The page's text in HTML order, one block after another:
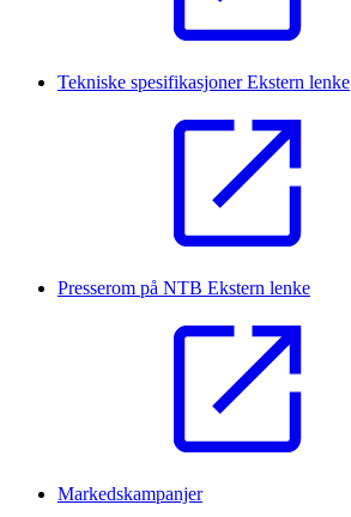
Tekniske spesifikasjonerEkstern lenke
Presserom på NTB Ekstern lenke
Markedskampanjer